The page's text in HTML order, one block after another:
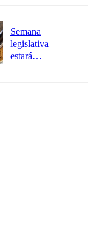
Semana
legislativa
estará
el fin de la